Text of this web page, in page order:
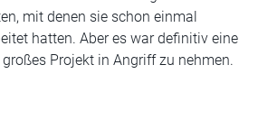
mit denen sie schon einmal
hatten. Aber es war definitiv eine
großes Projekt in Angriff zu nehmen.